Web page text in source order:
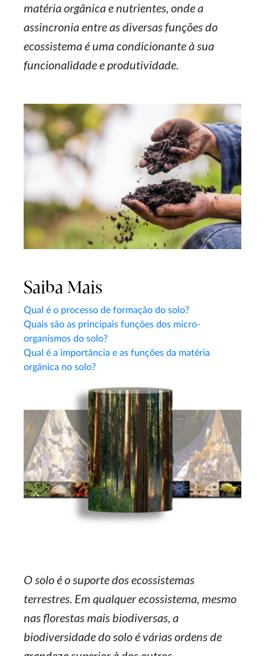
matéria orgânica e nutrientes, onde a
assincronia entre as diversas funções do
ecossistema é uma condicionante à sua
funcionalidade e produtividade.
Saiba Mais
Qual é o processo de formação do solo?
Quais são as principais funções dos micro-
organismos do solo?
Qual é a importância e as funções da matéria
orgânica no solo?
O solo é o suporte dos ecossistemas
terrestres. Em qualquer ecossistema, mesmo
nas florestas mais biodiversas, a
biodiversidade do solo é várias ordens de